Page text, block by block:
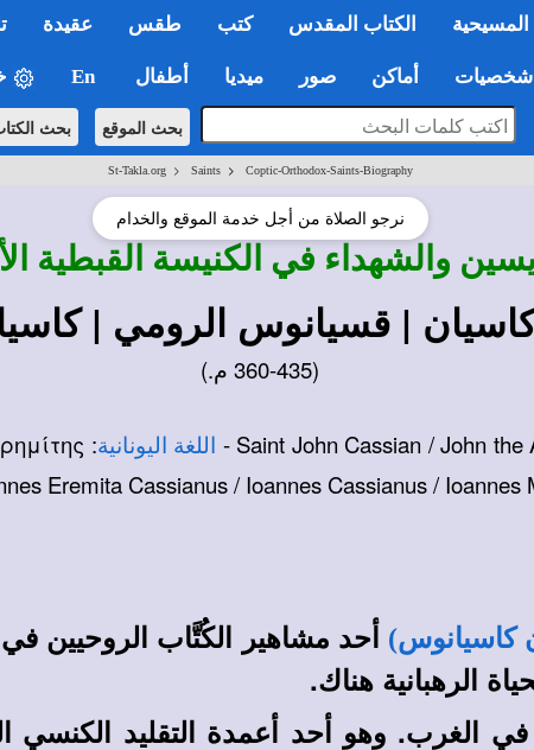
المسيحية الكتاب المقدس كتب طقس عقيدة
شخصيات أماكن صور ميديا أطفال En
بحث الموقع بحث
St-Takla.org> Saints> Coptic-Orthodox-Saints-Biography
نرجو الصلاة من أجل خدمة الموقع والخدام
والشهداء في الكنيسة القبطية
| قسيانوس الرومي |
(360-435 م.)
اللغة اليونانية: Ίωάννης Κασσιανός ό Ερημίτης -
كاسيانوس) أحد مشاهير الكُتَّاب الروحيين
الرهبانية هناك.
في الغرب. وهو أحد أعمدة التقليد